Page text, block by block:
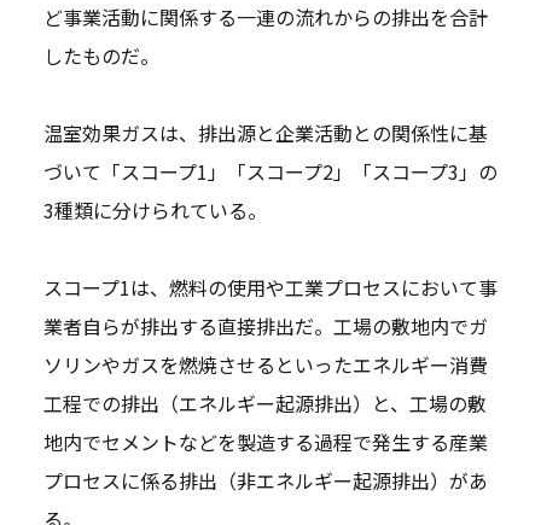
ど事業活動に関係する一連の流れからの排出を合計
したものだ。
温室効果ガスは、排出源と企業活動との関係性に基
づいて「スコープ1」「スコープ2」「スコープ3」の
3種類に分けられている。
スコープ1は、燃料の使用や工業プロセスにおいて事
業者自らが排出する直接排出だ。工場の敷地内でガ
ソリンやガスを燃焼させるといったエネルギー消費
工程での排出（エネルギー起源排出）と、工場の敷
地内でセメントなどを製造する過程で発生する産業
プロセスに係る排出（非エネルギー起源排出）があ
る。